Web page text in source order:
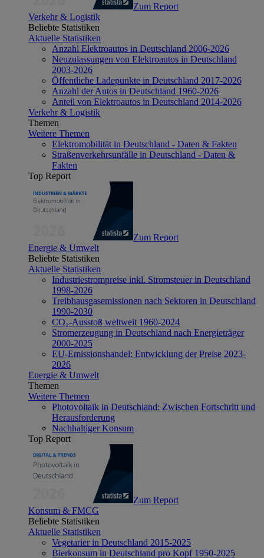
Zum Report
Verkehr & Logistik
Beliebte Statistiken
Aktuelle Statistiken
Anzahl Elektroautos in Deutschland 2006-2026
Neuzulassungen von Elektroautos in Deutschland
2003-2026
Öffentliche Ladepunkte in Deutschland 2017-2026
Anzahl der Autos in Deutschland 1960-2026
Anteil von Elektroautos in Deutschland 2014-2026
Verkehr & Logistik
Themen
Weitere Themen
Elektromobilität in Deutschland - Daten & Fakten
Straßenverkehrsunfälle in Deutschland - Daten &
Fakten
Top Report
Zum Report
Energie & Umwelt
Beliebte Statistiken
Aktuelle Statistiken
Industriestrompreise inkl. Stromsteuer in Deutschland
1998-2026
Treibhausgasemissionen nach Sektoren in Deutschland
1990-2030
CO₂-Ausstoß weltweit 1960-2024
Stromerzeugung in Deutschland nach Energieträger
2000-2025
EU-Emissionshandel: Entwicklung der Preise 2023-
2026
Energie & Umwelt
Themen
Weitere Themen
Photovoltaik in Deutschland: Zwischen Fortschritt und
Herausforderung
Nachhaltiger Konsum
Top Report
Zum Report
Konsum & FMCG
Beliebte Statistiken
Aktuelle Statistiken
Vegetarier in Deutschland 2015-2025
Bierkonsum in Deutschland pro Kopf 1950-2025